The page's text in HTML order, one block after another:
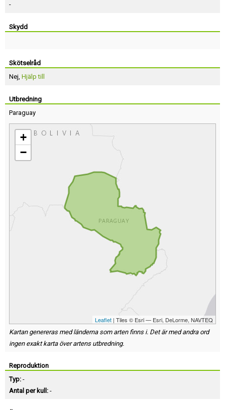
-
Skydd
Skötselråd
Nej, Hjälp till
Utbredning
Paraguay
+
−
Leaflet | Tiles © Esri — Esri, DeLorme, NAVTEQ
Kartan genereras med länderna som arten finns i. Det är med andra ord
ingen exakt karta över artens utbredning.
Reproduktion
Typ: -
Antal per kull: -